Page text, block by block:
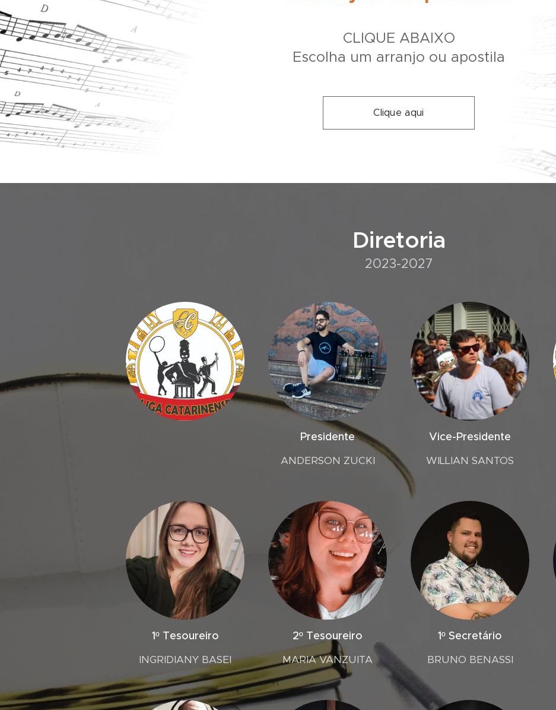
CLIQUE ABAIXO
Escolha um arranjo ou apostila
Clique aqui
Diretoria
2023-2027
Presidente
ANDERSON ZUCKI
Vice-Presidente
WILLIAN SANTOS
1º Tesoureiro
INGRIDIANY BASEI
2º Tesoureiro
MARIA VANZUITA
1º Secretário
BRUNO BENASSI